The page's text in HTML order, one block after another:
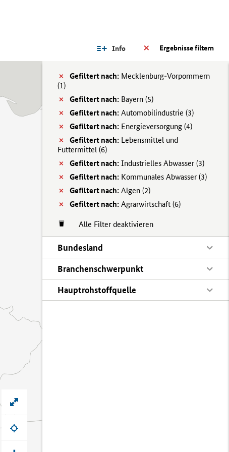
Ergebnisse filtern
Info
Gefiltert nach: Mecklenburg-Vorpommern
(1)
Gefiltert nach: Bayern (5)
Gefiltert nach: Automobilindustrie (3)
Gefiltert nach: Energieversorgung (4)
Gefiltert nach: Lebensmittel und
Futtermittel (6)
Gefiltert nach: Industrielles Abwasser (3)
Gefiltert nach: Kommunales Abwasser (3)
Gefiltert nach: Algen (2)
Gefiltert nach: Agrarwirtschaft (6)
Alle Filter deaktivieren
Bundesland
Branchenschwerpunkt
Hauptrohstoffquelle